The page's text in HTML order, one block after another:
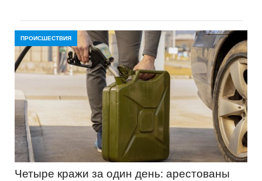
ПРОИСШЕСТВИЯ
Четыре кражи за один день: арестованы